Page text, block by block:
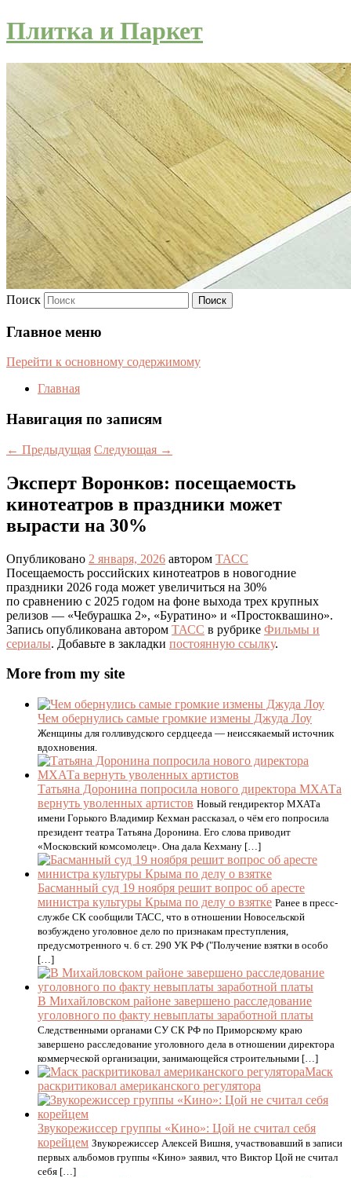
Плитка и Паркет
Поиск
Главное меню
Перейти к основному содержимому
Главная
Навигация по записям
← Предыдущая Следующая →
Эксперт Воронков: посещаемость
кинотеатров в праздники может
вырасти на 30%
Опубликовано 2 января, 2026 автором ТАСС
Посещаемость российских кинотеатров в новогодние
праздники 2026 года может увеличиться на 30%
по сравнению с 2025 годом на фоне выхода трех крупных
релизов — «Чебурашка 2», «Буратино» и «Простоквашино».
Запись опубликована автором ТАСС в рубрике Фильмы и
сериалы. Добавьте в закладки постоянную ссылку.
More from my site
Чем обернулись самые громкие измены Джуда Лоу
Женщины для голливудского сердцееда — неиссякаемый источник
вдохновения.
Татьяна Доронина попросила нового директора МХАТа
вернуть уволенных артистов Новый гендиректор МХАТа
имени Горького Владимир Кехман рассказал, о чём его попросила
президент театра Татьяна Доронина. Его слова приводит
«Московский комсомолец». Она дала Кехману […]
Басманный суд 19 ноября решит вопрос об аресте
министра культуры Крыма по делу о взятке Ранее в пресс-
службе СК сообщили ТАСС, что в отношении Новосельской
возбуждено уголовное дело по признакам преступления,
предусмотренного ч. 6 ст. 290 УК РФ ("Получение взятки в особо
[…]
В Михайловском районе завершено расследование
уголовного по факту невыплаты заработной платы
Следственными органами СУ СК РФ по Приморскому краю
завершено расследование уголовного дела в отношении директора
коммерческой организации, занимающейся строительными […]
Маск
раскритиковал американского регулятора
Звукорежиссер группы «Кино»: Цой не считал себя
корейцем Звукорежиссер Алексей Вишня, участвовавший в записи
первых альбомов группы «Кино» заявил, что Виктор Цой не считал
себя […]